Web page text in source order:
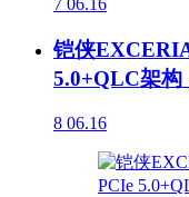
7 06.16
铠侠
5.0+QLC架构
8 06.16